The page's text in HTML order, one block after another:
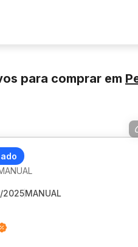
para comprar em
2025MANUAL